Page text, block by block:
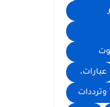
عبارات،